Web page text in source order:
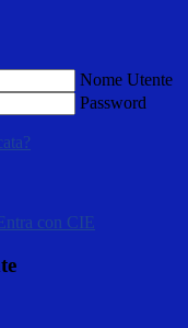
Nome Utente
Password
con CIE